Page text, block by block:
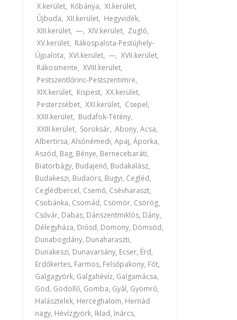
X.kerület, Kőbánya, XI.kerület,
Újbuda, XII.kerület, Hegyvidék,
XIII.kerület, —, XIV.kerület, Zugló,
XV.kerület, Rákospalota-Pestújhely-
Újpalota, XVI.kerület, —, XVII.kerület,
Rákosmente, XVIII.kerület,
Pestszentlőrinc-Pestszentimre,
XIX.kerület, Kispest, XX.kerület,
Pesterzsébet, XXI.kerület, Csepel,
XXII.kerület, Budafok-Tétény,
XXIII.kerület, Soroksár, Abony, Acsa,
Albertirsa, Alsónémedi, Apaj, Áporka,
Aszód, Bag, Bénye, Bernecebaráti,
Biatorbágy, Budajenő, Budakalász,
Budakeszi, Budaörs, Bugyi, Cegléd,
Ceglédbercel, Csemő, Csévharaszt,
Csobánka, Csomád, Csömör, Csörög,
Csővár, Dabas, Dánszentmiklós, Dány,
Délegyháza, Diósd, Domony, Dömsöd,
Dunabogdány, Dunaharaszti,
Dunakeszi, Dunavarsány, Ecser, Érd,
Erdőkertes, Farmos, Felsőpakony, Fót,
Galgagyörk, Galgahévíz, Galgamácsa,
Göd, Gödöllő, Gomba, Gyál, Gyömrő,
Halásztelek, Herceghalom, Hernád
nagy, Hévízgyörk, Iklad, Inárcs,